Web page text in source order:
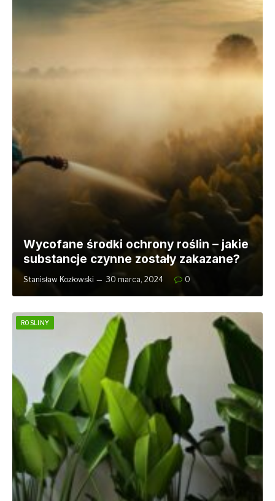
Wycofane środki ochrony roślin – jakie
substancje czynne zostały zakazane?
Stanisław Kozłowski 30 marca, 2024 0
ROSLINY